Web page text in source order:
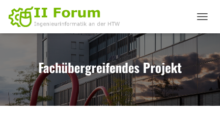
A
G
A
T
O
N
Fachübergreifendes Projekt